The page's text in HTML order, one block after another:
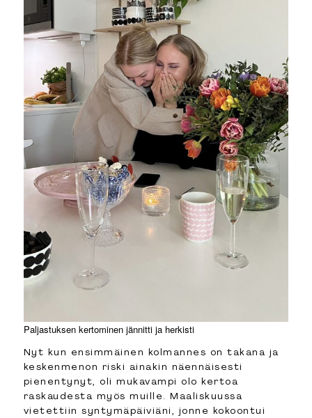
Paljastuksen kertominen jännitti ja herkisti
Nyt kun ensimmäinen kolmannes on takana ja
keskenmenon riski ainakin näennäisesti
pienentynyt, oli mukavampi olo kertoa
raskaudesta myös muille. Maaliskuussa
vietettiin syntymäpäiviäni, jonne kokoontui